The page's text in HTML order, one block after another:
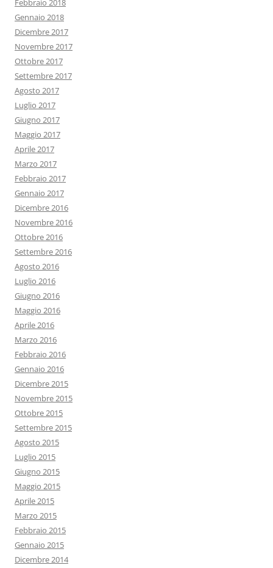
Febbraio 2018
Gennaio 2018
Dicembre 2017
Novembre 2017
Ottobre 2017
Settembre 2017
Agosto 2017
Luglio 2017
Giugno 2017
Maggio 2017
Aprile 2017
Marzo 2017
Febbraio 2017
Gennaio 2017
Dicembre 2016
Novembre 2016
Ottobre 2016
Settembre 2016
Agosto 2016
Luglio 2016
Giugno 2016
Maggio 2016
Aprile 2016
Marzo 2016
Febbraio 2016
Gennaio 2016
Dicembre 2015
Novembre 2015
Ottobre 2015
Settembre 2015
Agosto 2015
Luglio 2015
Giugno 2015
Maggio 2015
Aprile 2015
Marzo 2015
Febbraio 2015
Gennaio 2015
Dicembre 2014